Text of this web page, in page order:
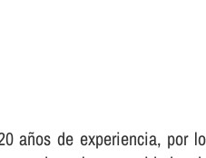
años de experiencia, por